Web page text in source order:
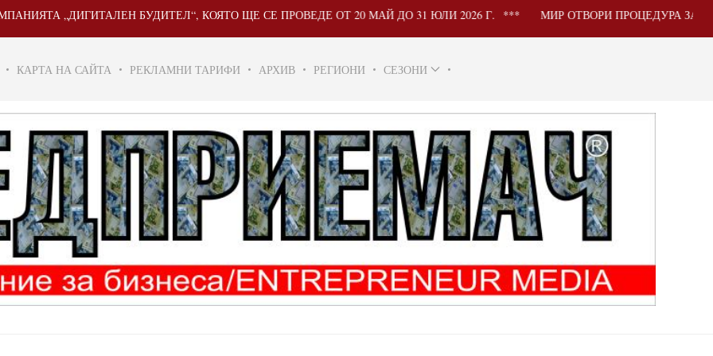
„ДИГИТАЛЕН БУДИТЕЛ“, КОЯТО ЩЕ СЕ ПРОВЕДЕ ОТ 20 МАЙ ДО 31 ЮЛИ 2026 Г. МИР ОТВОРИ ПРОЦЕДУРА ЗА УЧАСТИЕ
КАРТА НА САЙТА РЕКЛАМНИ ТАРИФИ АРХИВ РЕГИОНИ СЕЗОНИ